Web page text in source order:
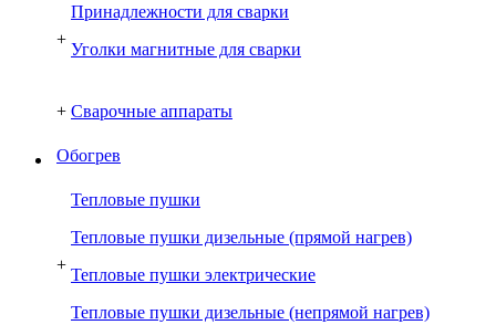
+
Принадлежности для сварки
Уголки магнитные для сварки
+ Сварочные аппараты
Обогрев
+
Тепловые пушки
Тепловые пушки дизельные (прямой нагрев)
Тепловые пушки электрические
Тепловые пушки дизельные (непрямой нагрев)